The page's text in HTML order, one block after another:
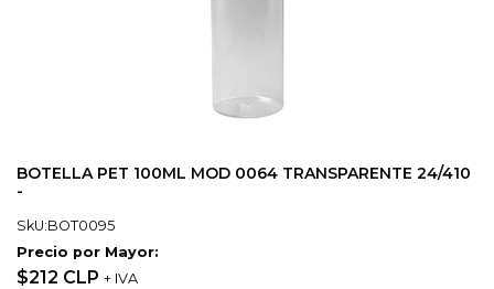
BOTELLA PET 100ML MOD 0064 TRANSPARENTE 24/410
-
SkU:BOT0095
Precio por Mayor:
$212 CLP + IVA